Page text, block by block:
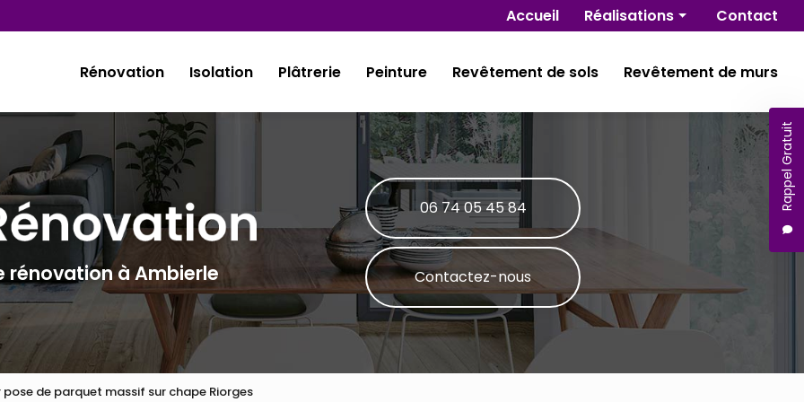
Navigation secondaire
Accueil Réalisations
Isolation
Plâtrerie
Revêtement de sols
Contact
Rappel Gratuit
Rénovation
Isolation Plâtrerie Peinture Revêtement de sols Revêtement de murs
rénovation à Ambierle
06 74 05 45 84
Contactez-nous
de parquet massif sur chape Riorges